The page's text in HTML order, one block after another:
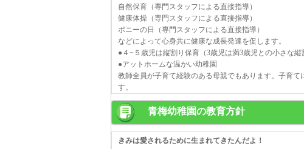
自然保育（専門スタッフによる直接指導）
健康体操（専門スタッフによる直接指導）
ポニーの日（専門スタッフによる直接指導）
などによって心身共に健康な成長発達を促します。
●４−５歳児は縦割り保育（3歳児は満3歳児との小さな縦
●アットホームな温かい幼稚園
教師全員が子育て経験のある母親でもあります。子育
す。
青梅幼稚園の教育方針
きみは愛されるために生まれてきたんだよ！